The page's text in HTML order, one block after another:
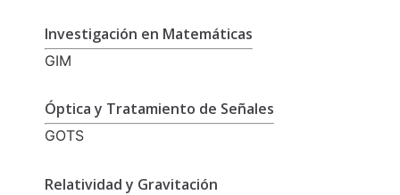
Investigación en Matemáticas
GIM
Óptica y Tratamiento de Señales
GOTS
Relatividad y Gravitación